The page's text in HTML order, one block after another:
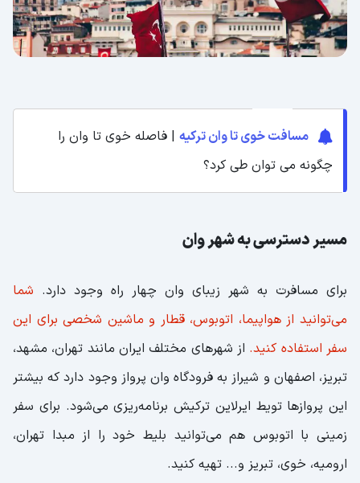
مسافت خوی تا وان ترکیه | فاصله خوی تا وان را
چگونه می توان طی کرد؟
مسیر دسترسی به شهر وان
برای مسافرت به شهر زیبای وان چهار راه وجود دارد. شما
می‌توانید از هواپیما، اتوبوس، قطار و ماشین شخصی برای این
سفر استفاده کنید. از شهرهای مختلف ایران مانند تهران، مشهد،
تبریز، اصفهان و شیراز به فرودگاه وان پرواز وجود دارد که بیشتر
این پروازها تویط ایرلاین ترکیش برنامه‌ریزی می‌شود. برای سفر
زمینی با اتوبوس هم می‌توانید بلیط خود را از مبدا تهران،
ارومیه، خوی، تبریز و... تهیه کنید.